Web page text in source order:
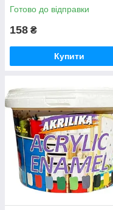
Готово до відправки
158 ₴
Купити